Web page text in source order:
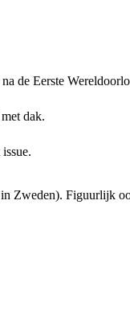
de Eerste
dak.
Zweden). Figuurlijk